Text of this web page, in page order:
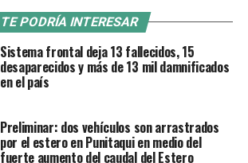
TE PODRÍA INTERESAR
Sistema frontal deja 13 fallecidos, 15
desaparecidos y más de 13 mil damnificados
en el país
Preliminar: dos vehículos son arrastrados
por el estero en Punitaqui en medio del
fuerte aumento del caudal del Estero